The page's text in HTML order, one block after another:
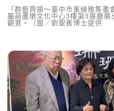
「群藝齊揚〜臺中市墨緣雅集
屬葫蘆墩文化中心3樓第3展廳
觀賞。（圖／劉聖賓博士提供